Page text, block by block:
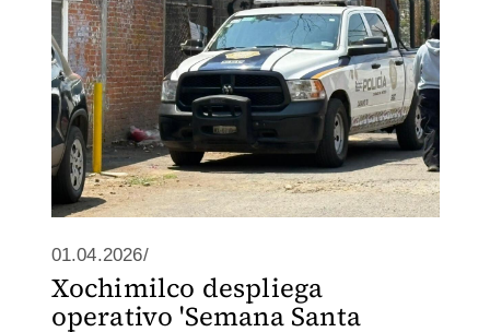
01.04.2026/
Xochimilco despliega
operativo 'Semana Santa